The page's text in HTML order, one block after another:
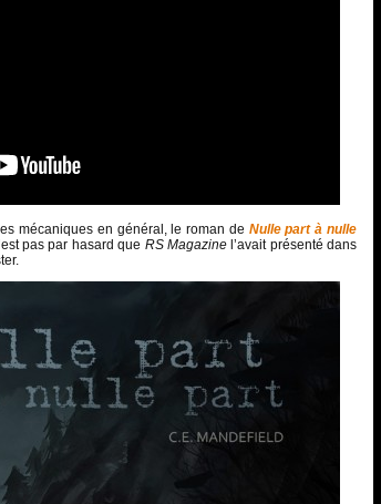
mécaniques en général, le roman de Nulle part à nulle
pas par hasard que RS Magazinel’avait présenté dans